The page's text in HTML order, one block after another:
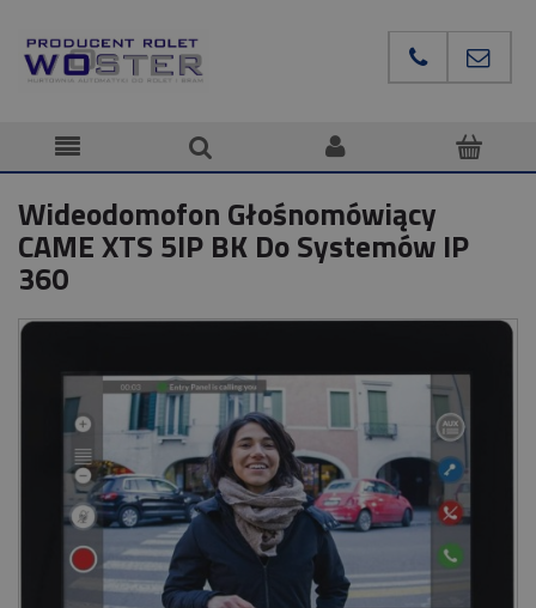
Wideodomofon Głośnomówiący
CAME XTS 5IP BK Do Systemów IP
360